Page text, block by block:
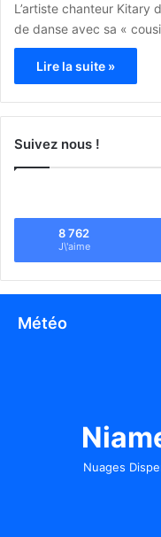
L’artiste chanteur Kitary
de danse avec sa «
Lire la suite »
Suivez nous !
8 762
J\'aime
Météo
Nuages